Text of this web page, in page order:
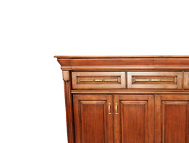
do koszyka